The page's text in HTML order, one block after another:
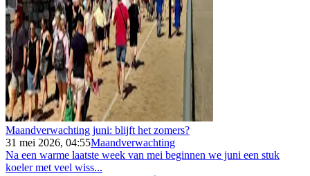
Maandverwachting juni: blijft het zomers?
31 mei 2026, 04:55Maandverwachting
Na een warme laatste week van mei beginnen we juni een stuk
koeler met veel wiss...